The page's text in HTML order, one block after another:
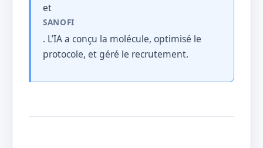
et
SANOFI
. L’IA a conçu la molécule, optimisé le
protocole, et géré le recrutement.